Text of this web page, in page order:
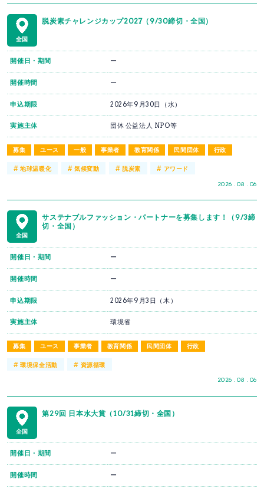
全国
脱炭素チャレンジカップ2027（9/30締切・全国）
募集 ユース 一般 事業者 教育関係 民間団体 行政
2026 . 08 . 06
開催日・期間 ー
開催時間 ー
申込期限 2026年9月30日（水）
実施主体 団体 公益法人 NPO等
#地球温暖化 # 気候変動 # 脱炭素 # アワード
全国
サステナブルファッション・パートナーを募集します！（9/3締
切・全国）
募集 ユース 事業者 教育関係 民間団体 行政
2026 . 08 . 06
開催日・期間 ー
開催時間 ー
申込期限 2026年9月3日（木）
実施主体 環境省
#環境保全活動 # 資源循環
全国
第29回 日本水大賞（10/31締切・全国）
開催日・期間 ー
開催時間 ー